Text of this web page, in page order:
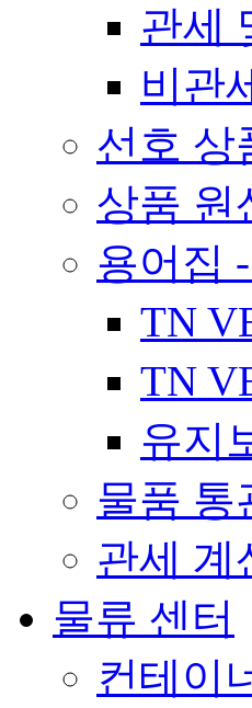
관세
비관
선호 상
상품 원
용어집
TN
TN
유지
물품 통
관세 계
물류 센터
컨테이